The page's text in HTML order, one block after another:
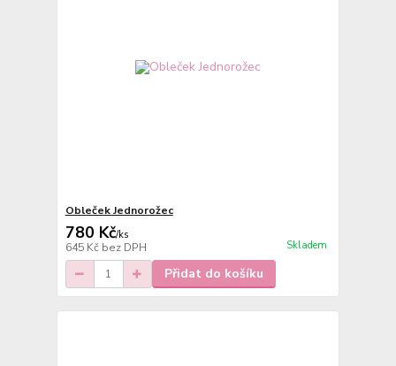
Obleček Jednorožec
780 Kč/ks
645 Kč bez DPH Skladem
Přidat do košíku